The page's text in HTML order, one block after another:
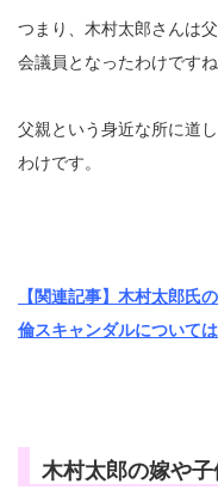
つまり、木村太郎さんは
会議員となったわけですね
父親という身近な所に道
わけです。
【関連記事】木村太郎氏
倫スキャンダルについては
木村太郎の嫁や